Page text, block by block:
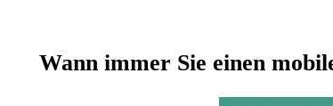
Wann immer Sie einen